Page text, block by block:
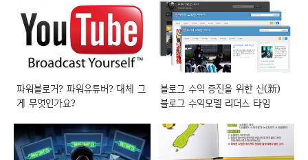
파워블로거? 파워유튜버? 대체 그
게 무엇인가요?
블로그 수익 증진을 위한 신(新)
블로그 수익모델 리더스 타임